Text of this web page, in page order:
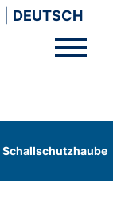
DEUTSCH
Schallschutzhaube